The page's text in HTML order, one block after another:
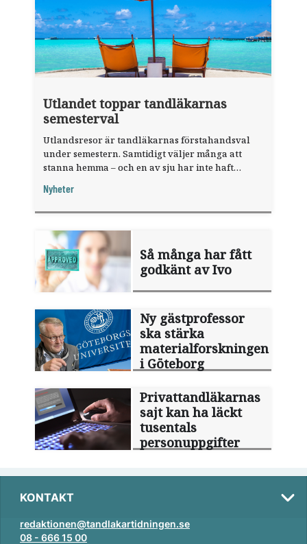
Utlandet toppar tandläkarnas
semesterval
Utlandsresor är tandläkarnas förstahandsval
under semestern. Samtidigt väljer många att
stanna hemma – och en av sju har inte haft
fråga".
Nyheter
Så många har fått
godkänt av Ivo
Ny gästprofessor
ska stärka
materialforskningen
i Göteborg
Privattandläkarnas
sajt kan ha läckt
tusentals
personuppgifter
KONTAKT
redaktionen@tandlakartidningen.se
08 - 666 15 00